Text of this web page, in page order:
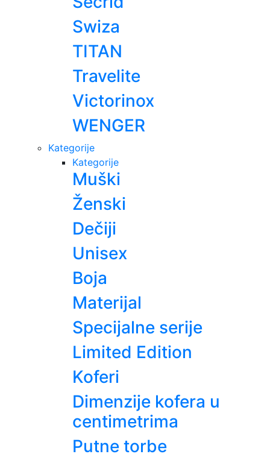
Swiza
TITAN
Travelite
Victorinox
WENGER
Kategorije
Kategorije
Muški
Ženski
Dečiji
Unisex
Boja
Materijal
Specijalne serije
Limited Edition
Koferi
Dimenzije kofera u
centimetrima
Putne torbe